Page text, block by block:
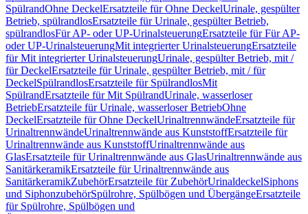
SpülrandOhne DeckelErsatzteile für Ohne DeckelUrinale, gespülter
Betrieb, spülrandlosErsatzteile für Urinale, gespülter Betrieb,
spülrandlosFür AP- oder UP-UrinalsteuerungErsatzteile für Für AP-
oder UP-UrinalsteuerungMit integrierter UrinalsteuerungErsatzteile
für Mit integrierter UrinalsteuerungUrinale, gespülter Betrieb, mit /
für DeckelErsatzteile für Urinale, gespülter Betrieb, mit / für
DeckelSpülrandlosErsatzteile für SpülrandlosMit
SpülrandErsatzteile für Mit SpülrandUrinale, wasserloser
BetriebErsatzteile für Urinale, wasserloser BetriebOhne
DeckelErsatzteile für Ohne DeckelUrinaltrennwändeErsatzteile für
UrinaltrennwändeUrinaltrennwände aus KunststoffErsatzteile für
Urinaltrennwände aus KunststoffUrinaltrennwände aus
GlasErsatzteile für Urinaltrennwände aus GlasUrinaltrennwände aus
SanitärkeramikErsatzteile für Urinaltrennwände aus
SanitärkeramikZubehörErsatzteile für ZubehörUrinaldeckelSiphons
und SiphonzubehörSpülrohre, Spülbögen und ÜbergängeErsatzteile
für Spülrohre, Spülbögen und